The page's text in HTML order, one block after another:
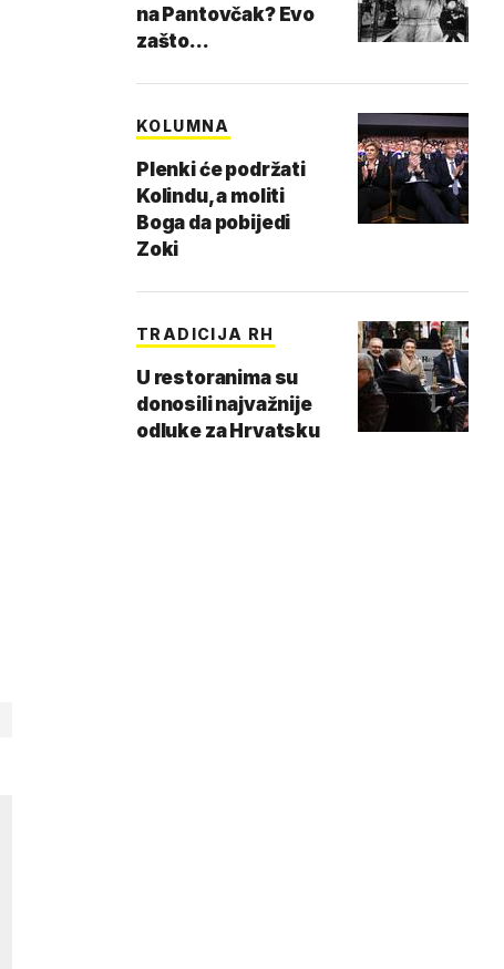
na Pantovčak? Evo
zašto...
KOLUMNA
Plenki će podržati
Kolindu, a moliti
Boga da pobijedi
Zoki
TRADICIJA RH
U restoranima su
donosili najvažnije
odluke za Hrvatsku